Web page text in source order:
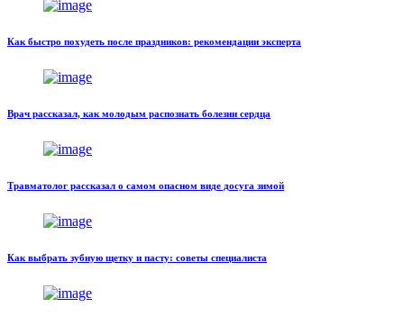
Как быстро похудеть после праздников: рекомендации эксперта
Врач рассказал, как молодым распознать болезни сердца
Травматолог рассказал о самом опасном виде досуга зимой
Как выбрать зубную щетку и пасту: советы специалиста